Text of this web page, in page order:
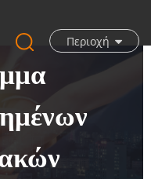
Περιοχή